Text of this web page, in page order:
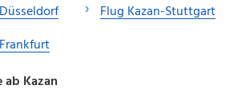
Flug Kazan-Stuttgart
ab Kazan